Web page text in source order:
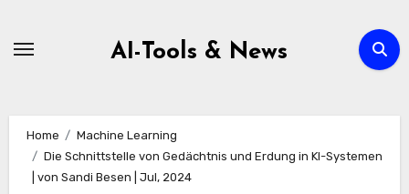
AI-Tools & News
Home
Machine Learning
Die Schnittstelle von Gedächtnis und Erdung in KI-Systemen
| von Sandi Besen | Jul, 2024